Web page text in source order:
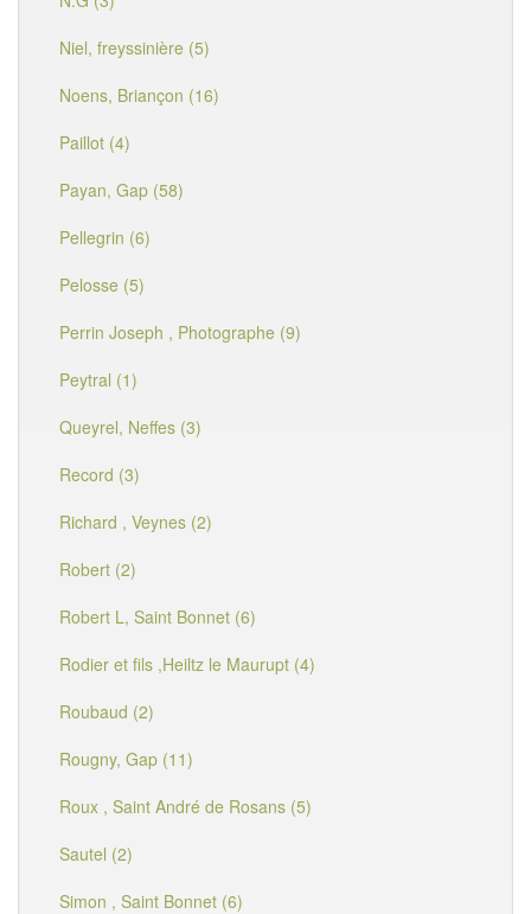
Niel, freyssinière (5)
Noens, Briançon (16)
Paillot (4)
Payan, Gap (58)
Pellegrin (6)
Pelosse (5)
Perrin Joseph , Photographe (9)
Peytral (1)
Queyrel, Neffes (3)
Record (3)
Richard , Veynes (2)
Robert (2)
Robert L, Saint Bonnet (6)
Rodier et fils ,Heiltz le Maurupt (4)
Roubaud (2)
Rougny, Gap (11)
Roux , Saint André de Rosans (5)
Sautel (2)
Simon , Saint Bonnet (6)